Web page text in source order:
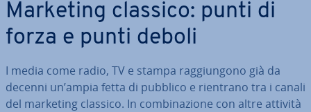
Marketing classico: punti di
forza e punti deboli
I media come radio, TV e stampa rag­giun­go­no già da
decenni un’ampia fetta di pubblico e rientrano tra i canali
del marketing classico. In com­bi­na­zio­ne con altre attività